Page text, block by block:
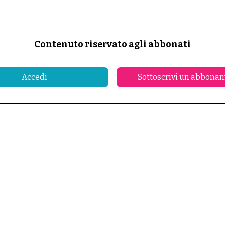
Contenuto riservato agli abbonati
Accedi Sottoscrivi un